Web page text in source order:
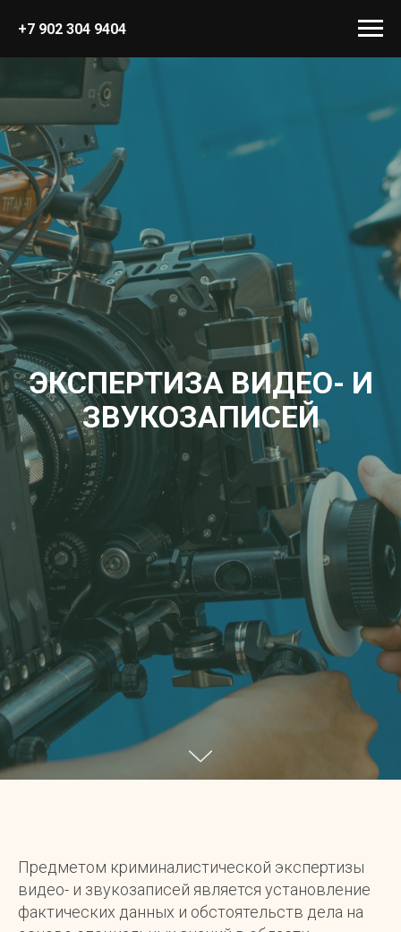
+7 902 304 9404
ЭКСПЕРТИЗА ВИДЕО- И
ЗВУКОЗАПИСЕЙ
Предметом криминалистической экспертизы
видео- и звукозаписей является установление
фактических данных и обстоятельств дела на